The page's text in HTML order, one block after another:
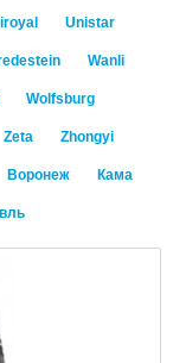
Unistar
Wanli
Wolfsburg
Zeta Zhongyi
Воронеж Кама